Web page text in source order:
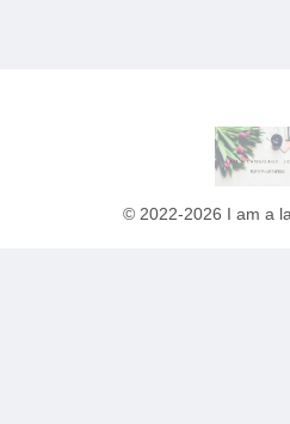
© 2022-2026 I am a